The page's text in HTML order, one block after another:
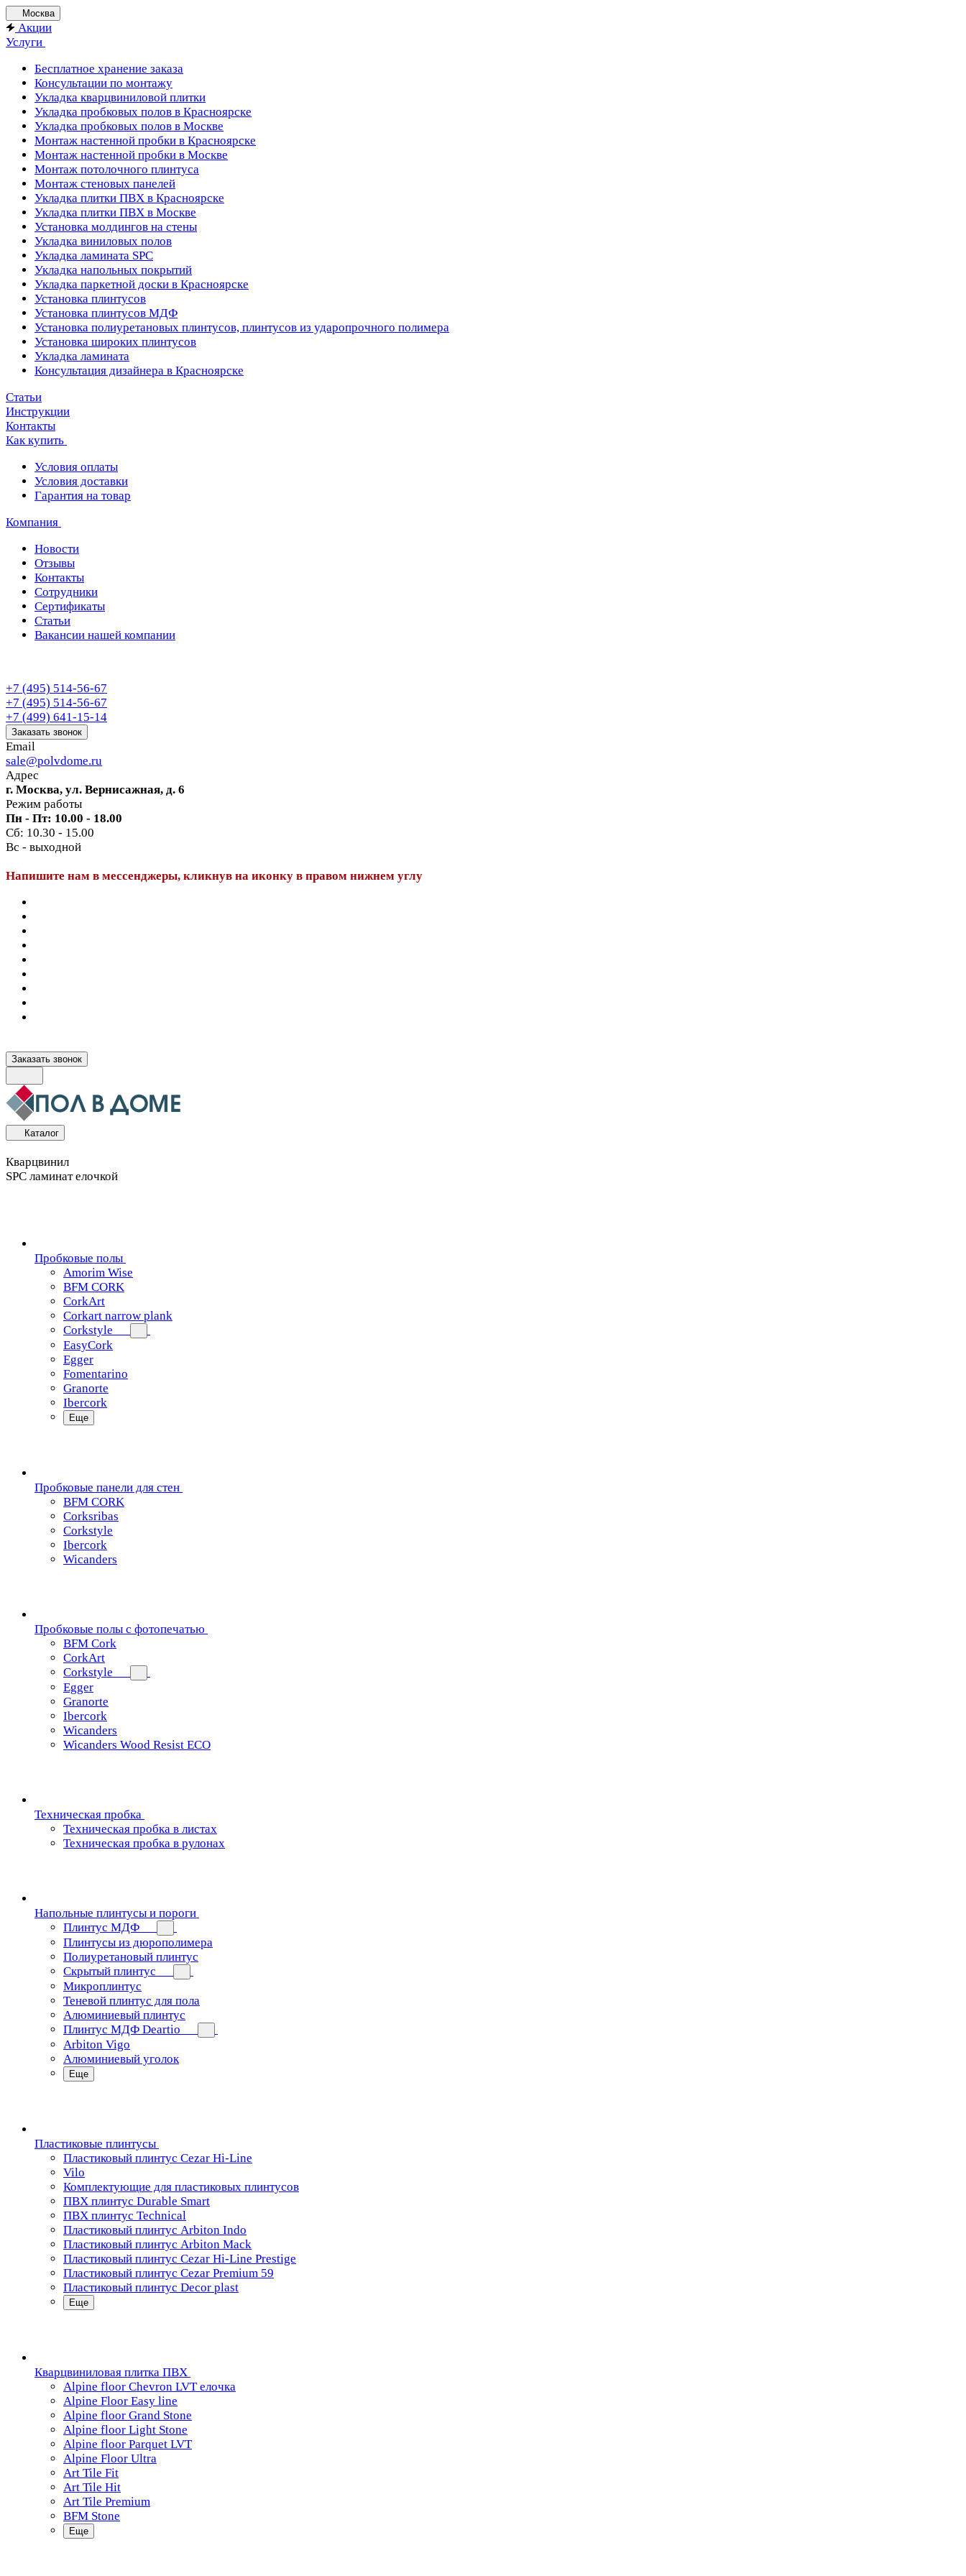
Москва
Акции
Услуги
Бесплатное хранение заказа
Консультации по монтажу
Укладка кварцвиниловой плитки
Укладка пробковых полов в Красноярске
Укладка пробковых полов в Москве
Монтаж настенной пробки в Красноярске
Монтаж настенной пробки в Москве
Монтаж потолочного плинтуса
Монтаж стеновых панелей
Укладка плитки ПВХ в Красноярске
Укладка плитки ПВХ в Москве
Установка молдингов на стены
Укладка виниловых полов
Укладка ламината SPC
Укладка напольных покрытий
Укладка паркетной доски в Красноярске
Установка плинтусов
Установка плинтусов МДФ
Установка полиуретановых плинтусов, плинтусов из ударопрочного полимера
Установка широких плинтусов
Укладка ламината
Консультация дизайнера в Красноярске
Статьи
Инструкции
Контакты
Как купить
Условия оплаты
Условия доставки
Гарантия на товар
Компания
Новости
Отзывы
Контакты
Сотрудники
Сертификаты
Статьи
Вакансии нашей компании
+7 (495) 514-56-67
+7 (495) 514-56-67
+7 (499) 641-15-14
Заказать звонок
Email
sale@polvdome.ru
Адрес
г. Москва, ул. Вернисажная, д. 6
Режим работы
Пн - Пт: 10.00 - 18.00
Сб: 10.30 - 15.00
Вс - выходной
Напишите нам в мессенджеры, кликнув на иконку в правом нижнем углу
Заказать звонок
Каталог
Кварцвинил
SPC ламинат елочкой
Пробковые полы
Amorim Wise
BFM CORK
CorkArt
Corkart narrow plank
Corkstyle
EasyCork
Egger
Fomentarino
Granorte
Ibercork
Еще
Пробковые панели для стен
BFM CORK
Corksribas
Corkstyle
Ibercork
Wicanders
Пробковые полы с фотопечатью
BFM Cork
CorkArt
Corkstyle
Egger
Granorte
Ibercork
Wicanders
Wicanders Wood Resist ECO
Техническая пробка
Техническая пробка в листах
Техническая пробка в рулонах
Напольные плинтусы и пороги
Плинтус МДФ
Плинтусы из дюрополимера
Полиуретановый плинтус
Скрытый плинтус
Микроплинтус
Теневой плинтус для пола
Алюминиевый плинтус
Плинтус МДФ Deartio
Arbiton Vigo
Алюминиевый уголок
Еще
Пластиковые плинтусы
Пластиковый плинтус Cezar Hi-Line
Vilo
Комплектующие для пластиковых плинтусов
ПВХ плинтус Durable Smart
ПВХ плинтус Technical
Пластиковый плинтус Arbiton Indo
Пластиковый плинтус Arbiton Mack
Пластиковый плинтус Cezar Hi-Line Prestige
Пластиковый плинтус Cezar Premium 59
Пластиковый плинтус Decor plast
Еще
Кварцвиниловая плитка ПВХ
Alpine floor Chevron LVT елочка
Alpine Floor Easy line
Alpine floor Grand Stone
Alpine floor Light Stone
Alpine floor Parquet LVT
Alpine Floor Ultra
Art Tile Fit
Art Tile Hit
Art Tile Premium
BFM Stone
Еще